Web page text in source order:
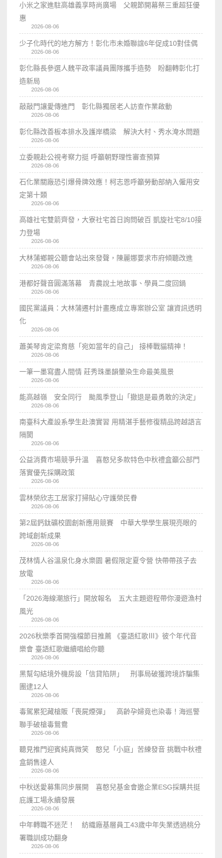
小米之家進駐高雄義享時尚廣場 父親節開幕祭三重超狂優
惠
2026-08-06
少子化時代的地方解方！彰化市未婚聯誼6年促成10對佳偶
2026-08-06
彰化縣長參選人魏平政率議員團隊攜手造勢 盼翻轉彰化打
造新局
2026-08-06
敲敲門讓愛傳進門 彰化縣獨居老人訪查作業啟動
2026-08-06
彰化縣改善板本排水及護岸橋梁 解決大村、秀水淹水問題
2026-08-06
立委親赴公視考察力挺 呼籲朝野理性審查預算
2026-08-06
石化業關廠恐引爆骨牌效應！柯志恩呼籲勞動部納入僱用安
定第十類
2026-08-06
高雄社宅雙箭齊發，大寮社宅首日詢問破百 凱旋社宅8/10接
力登場
2026-08-06
大林蒲鄉親公聽會站出來發聲，陳麗娜要求市府傾聽改進
2026-08-06
港都好聲音圓滿落幕 青農說土地故事、學員二度回鍋
2026-08-06
國民黨議員：大林蒲遷村計畫應成立專案辦公室 讓資訊透明
化
2026-08-06
蕭美琴肯定梁育慈「宛如當年的自己」 接棒戰貓精神！
2026-08-06
一筆一墨寫盡人間情 莊秀珠墨韻暈染生命最美風景
2026-08-06
能高越嶺 安全同行 颱風季登山「撤退是最勇敢的決定」
2026-08-06
南臺科大產設系學生赴澳實習 用精湛手藝修復精品跨越語言
隔閡
2026-08-06
公益消費市場競爭升溫 喜憨兒多款特色中秋禮盒籲公部門
落實優先採購政策
2026-08-06
雲林榮欣志工居家打掃貼心守護榮民眷
2026-08-06
第2屆鈣鈦礦校園創新應用競賽 中華大學學生展現亮眼的
跨域創新成果
2026-08-06
茂林情人谷溫泉化身水樂園 暑假限定夏令營 快帶帶孩子去
放電
2026-08-06
「2026海線潮旅行」開放報名 五大主題遊程帶你漫遊漁村
風光
2026-08-06
2026秋樂季首開強檔節目推薦 《臺語紅歌Ⅲ》彼个年代音
樂會 臺語紅歌繼續唱給你聽
2026-08-06
黑幫勾結境外機房設「信貸陷阱」 刑事局破獲跨境詐騙集
團逮12人
2026-08-06
毒駕累犯藏槍販「喪屍煙彈」 高齡孕婦竟也染毒！海巡警
聯手破槍毒鴛鴦
2026-08-06
聽見推門迎賓純真微笑 憨兒「小庭」苦練發音 挑戰中秋禮
盒銷售達人
2026-08-06
中秋送愛募集同步展開 喜憨兒基金會邀企業ESG採購共挺
庇護工場永續發展
2026-08-06
中年轉職不迷茫！ 紡織廠基層員工43歲中年失業透過桃分
署職訓成功翻身
2026-08-06